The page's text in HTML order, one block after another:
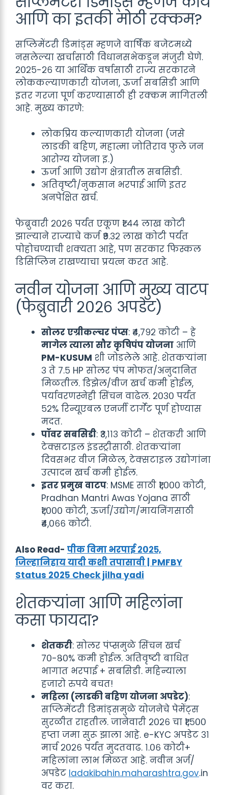
आणि का इतकी मोठी रक्कम?
सप्लिमेंटरी डिमांड्स म्हणजे वार्षिक बजेटमध्ये
नसलेल्या खर्चासाठी विधानसभेकडून मंजुरी घेणे.
२०२५-२६ या आर्थिक वर्षासाठी राज्य सरकारने
लोककल्याणकारी योजना, ऊर्जा सबसिडी आणि
इतर गरजा पूर्ण करण्यासाठी ही रक्कम मागितली
आहे. मुख्य कारणे:
लोकप्रिय कल्याणकारी योजना (जसे
लाडकी बहिण, महात्मा जोतिराव फुले जन
आरोग्य योजना इ.)
ऊर्जा आणि उद्योग क्षेत्रातील सबसिडी.
अतिवृष्टी/नुकसान भरपाई आणि इतर
अनपेक्षित खर्च.
फेब्रुवारी २०२६ पर्यंत एकूण ₹१.४४ लाख कोटी
झाल्याने राज्याचे कर्ज ₹९.३२ लाख कोटी पर्यंत
पोहोचण्याची शक्यता आहे, पण सरकार फिस्कल
डिसिप्लिन राखण्याचा प्रयत्न करत आहे.
नवीन योजना आणि मुख्य वाटप
(फेब्रुवारी २०२६ अपडेट)
सोलर एग्रीकल्चर पंप्स: ₹४,७९२ कोटी – हे
मागेल त्याला सौर कृषिपंप योजना आणि
PM-KUSUM शी जोडलेले आहे. शेतकऱ्यांना
३ ते ७.५ HP सोलर पंप मोफत/अनुदानित
मिळतील. डिझेल/वीज खर्च कमी होईल,
पर्यावरणस्नेही सिंचन वाढेल. २०३० पर्यंत
५२% रिन्यूएबल एनर्जी टार्गेट पूर्ण होण्यास
मदत.
पॉवर सबसिडी: ₹३,११३ कोटी – शेतकरी आणि
टेक्सटाइल इंडस्ट्रीसाठी. शेतकऱ्यांना
दिवसभर वीज मिळेल, टेक्सटाइल उद्योगांना
उत्पादन खर्च कमी होईल.
इतर प्रमुख वाटप: MSME साठी ₹१,००० कोटी,
Pradhan Mantri Awas Yojana साठी
₹१,००० कोटी, ऊर्जा/उद्योग/मायनिंगसाठी
₹४,०६६ कोटी.
Also Read- पीक विमा भरपाई २०२५,
जिल्हानिहाय यादी कशी तपासावी | PMFBY
Status 2025 Check jilha yadi
शेतकऱ्यांना आणि महिलांना
कसा फायदा?
शेतकरी: सोलर पंप्समुळे सिंचन खर्च
७०-८०% कमी होईल. अतिवृष्टी बाधित
भागात भरपाई + सबसिडी. महिन्याला
हजारो रुपये बचत!
महिला (लाडकी बहिण योजना अपडेट):
सप्लिमेंटरी डिमांड्समुळे योजनेचे पेमेंट्स
सुरळीत राहतील. जानेवारी २०२६ चा ₹१,५००
हप्ता जमा सुरू झाला आहे. e-KYC अपडेट ३१
मार्च २०२६ पर्यंत मुदतवाढ. १.०६ कोटी+
महिलांना लाभ मिळत आहे. नवीन अर्ज/
अपडेट ladakibahin.maharashtra.gov.in
वर करा.